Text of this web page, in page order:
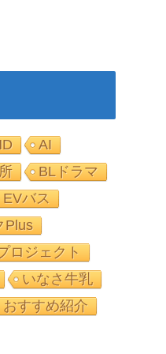
AI
BLドラマ
EVバス
Plus
ロジェクト
いなさ牛乳
おすすめ紹介